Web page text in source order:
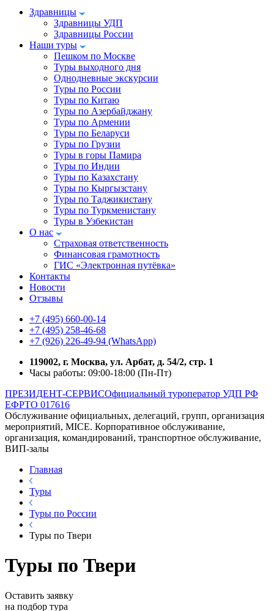
Здравницы
Здравницы УДП
Здравницы России
Наши туры
Пешком по Москве
Туры выходного дня
Однодневные экскурсии
Туры по России
Туры по Китаю
Туры по Азербайджану
Туры по Армении
Туры по Беларуси
Туры по Грузии
Туры в горы Памира
Туры по Индии
Туры по Казахстану
Туры по Кыргызстану
Туры по Таджикистану
Туры по Туркменистану
Туры в Узбекистан
О нас
Страховая ответственность
Финансовая грамотность
ГИС «Электронная путёвка»
Контакты
Новости
Отзывы
+7 (495) 660-00-14
+7 (495) 258-46-68
+7 (926) 226-49-94 (WhatsApp)
119002, г. Москва, ул. Арбат, д. 54/2, стр. 1
Часы работы: 09:00-18:00 (Пн-Пт)
ПРЕЗИДЕНТ-СЕРВИСОфициальный туроператор УДП РФ
ЕФРТО 017616
Обслуживание официальных, делегаций, групп, организация
мероприятий, MICE. Корпоративное обслуживание,
организация, командирований, транспортное обслуживание,
ВИП-залы
Главная
Туры
Туры по России
Туры по Твери
Туры по Твери
Оставить заявку
на подбор тура